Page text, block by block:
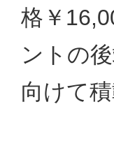
格￥
ントの
向けて